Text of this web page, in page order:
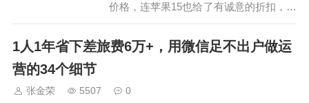
价格，连苹果15也给了有诚意的折扣，至
于润滑油圈的扛把子壳牌，当然还是在11
月前后来了个价格低空飞行，对于我们小
1人1年省下差旅费6万+，用微信足不出户做运
营的34个细节
张金荣 5507 0